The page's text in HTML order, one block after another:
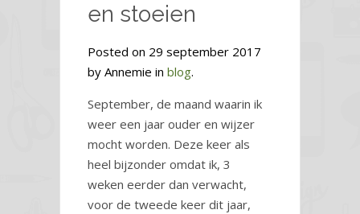
en stoeien
Posted on 29 september 2017
by Annemie in blog.
September, de maand waarin ik
weer een jaar ouder en wijzer
mocht worden. Deze keer als
heel bijzonder omdat ik, 3
weken eerder dan verwacht,
voor de tweede keer dit jaar,